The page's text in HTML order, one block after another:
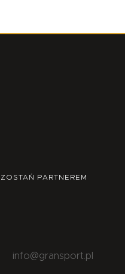
ZOSTAŃ PARTNEREM
info@gransport.pl